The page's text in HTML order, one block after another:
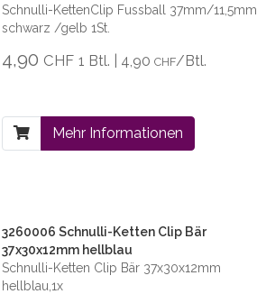
Schnulli-KettenClip Fussball 37mm/11,5mm
schwarz /gelb 1St.
4,90 CHF 1 Btl. | 4,90 CHF/Btl.
Mehr Informationen
3260006 Schnulli-Ketten Clip Bär
37x30x12mm hellblau
Schnulli-Ketten Clip Bär 37x30x12mm
hellblau,1x